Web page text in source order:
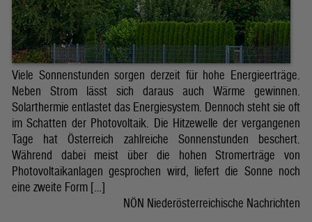
Viele Sonnenstunden sorgen derzeit für hohe Energieerträge.
Neben Strom lässt sich daraus auch Wärme gewinnen.
Solarthermie entlastet das Energiesystem. Dennoch steht sie oft
im Schatten der Photovoltaik. Die Hitzewelle der vergangenen
Tage hat Österreich zahlreiche Sonnenstunden beschert.
Während dabei meist über die hohen Stromerträge von
Photovoltaikanlagen gesprochen wird, liefert die Sonne noch
eine zweite Form […]
NÖN Niederösterreichische Nachrichten